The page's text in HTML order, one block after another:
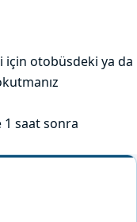
için otobüsdeki ya da
1 saat sonra